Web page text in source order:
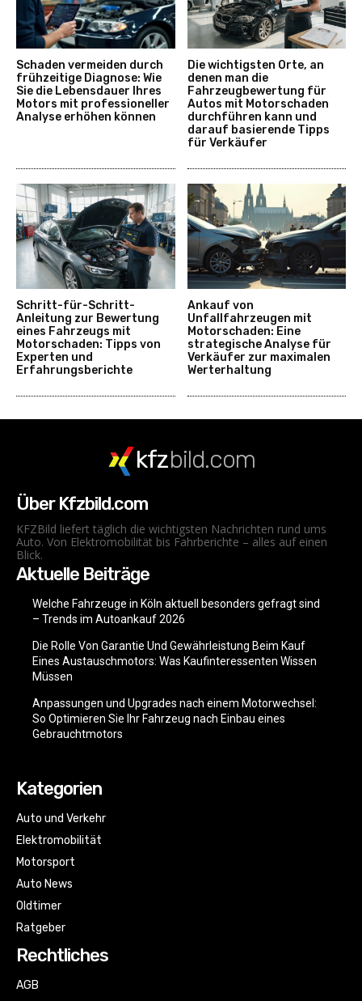
Schaden vermeiden durch
frühzeitige Diagnose: Wie
Sie die Lebensdauer Ihres
Motors mit professioneller
Analyse erhöhen können
Die wichtigsten Orte, an
denen man die
Fahrzeugbewertung für
Autos mit Motorschaden
durchführen kann und
darauf basierende Tipps
für Verkäufer
Schritt-für-Schritt-
Anleitung zur Bewertung
eines Fahrzeugs mit
Motorschaden: Tipps von
Experten und
Erfahrungsberichte
Ankauf von
Unfallfahrzeugen mit
Motorschaden: Eine
strategische Analyse für
Verkäufer zur maximalen
Werterhaltung
kfzbild.com
Über Kfzbild.com
KFZBild liefert täglich die wichtigsten Nachrichten rund ums
Auto. Von Elektromobilität bis Fahrberichte – alles auf einen
Blick.
Aktuelle Beiträge
Welche Fahrzeuge in Köln aktuell besonders gefragt sind
– Trends im Autoankauf 2026
Die Rolle Von Garantie Und Gewährleistung Beim Kauf
Eines Austauschmotors: Was Kaufinteressenten Wissen
Müssen
Anpassungen und Upgrades nach einem Motorwechsel:
So Optimieren Sie Ihr Fahrzeug nach Einbau eines
Gebrauchtmotors
Kategorien
Auto und Verkehr
Elektromobilität
Motorsport
Auto News
Oldtimer
Ratgeber
Rechtliches
AGB